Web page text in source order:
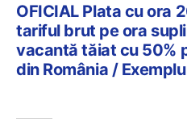
OFICIAL Plata cu ora
tariful brut pe ora
vacantă tăiat cu 50%
din România /